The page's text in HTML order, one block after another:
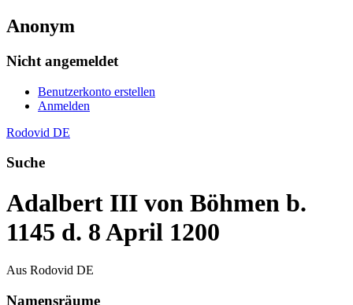
Anonym
Nicht angemeldet
Benutzerkonto erstellen
Anmelden
Rodovid DE
Suche
Adalbert III von Böhmen b.
1145 d. 8 April 1200
Aus Rodovid DE
Namensräume